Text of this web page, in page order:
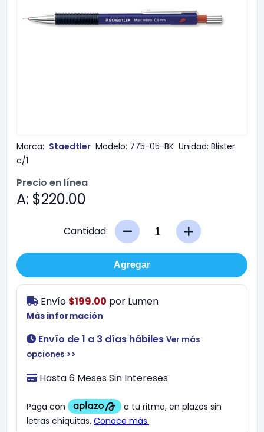
Marca: Staedtler Modelo: 775-05-BK Unidad: Blister
c/1
Precio en línea
A: $220.00
Cantidad:
Agregar
Envío $199.00 por Lumen
Más información
Envío de 1 a 3 días hábiles Ver más
opciones >>
Hasta 6 Meses Sin Intereses